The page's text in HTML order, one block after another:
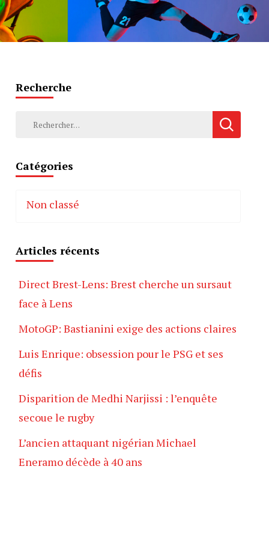
Recherche
Rechercher :
Catégories
Non classé
Articles récents
Direct Brest-Lens: Brest cherche un sursaut
face à Lens
MotoGP: Bastianini exige des actions claires
Luis Enrique: obsession pour le PSG et ses
défis
Disparition de Medhi Narjissi : l’enquête
secoue le rugby
L’ancien attaquant nigérian Michael
Eneramo décède à 40 ans